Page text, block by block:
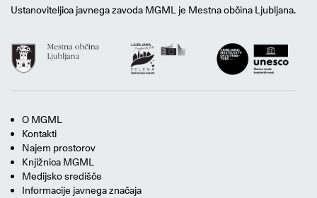
Ustanoviteljica javnega zavoda MGML je Mestna občina Ljubljana.
O MGML
Kontakti
Najem prostorov
Knjižnica MGML
Medijsko središče
Informacije javnega značaja